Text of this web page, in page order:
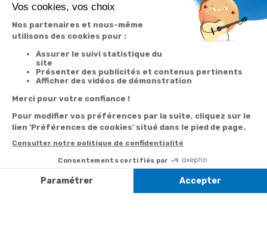
Votre
Suivi de
commande
Paiement facilité
Satisfait ou
remboursé, retour
promotionnels
environnementales
Nos services
Besoin d'aide
newsletter
la newsletter
Contact
1ère visite
Commander à
Questions
Contactez-nous
Service
Du lundi au
samedi de 8h à
20h
Contactez-